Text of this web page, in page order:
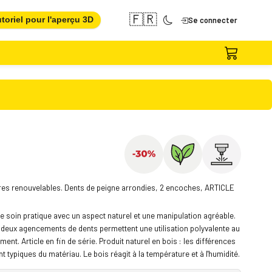
pour l'aperçu 3D 🇫🇷 Se connecter
renouvelables. Dents de peigne arrondies, 2 encoches, ARTICLE
soin pratique avec un aspect naturel et une manipulation agréable.
agencements de dents permettent une utilisation polyvalente au
Article en fin de série. Produit naturel en bois : les différences
typiques du matériau. Le bois réagit à la température et à l'humidité.